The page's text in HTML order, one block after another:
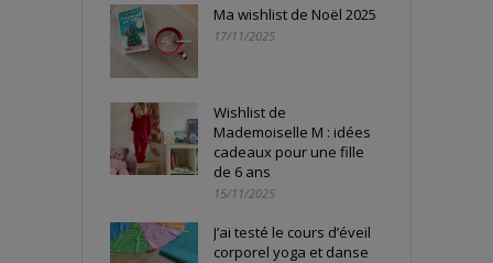
Ma wishlist de Noël 2025
17/11/2025
Wishlist de
Mademoiselle M : idées
cadeaux pour une fille
de 6 ans
15/11/2025
J’ai testé le cours d’éveil
corporel yoga et danse